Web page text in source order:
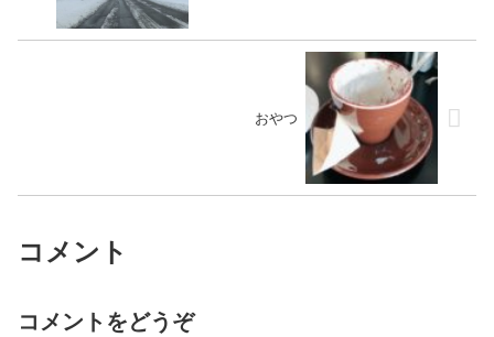
おやつ
コメント
コメントをどうぞ